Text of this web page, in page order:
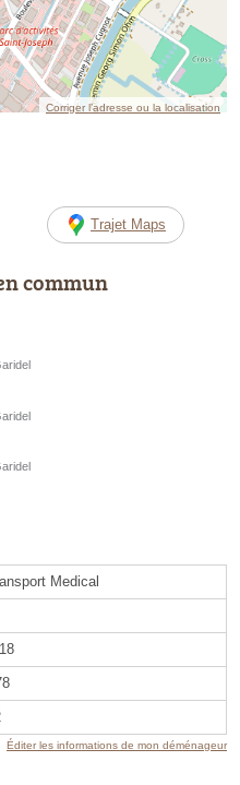
Corriger l’adresse ou la localisation
Trajet Maps
commun
Medical
Éditer les informations de mon déménageur